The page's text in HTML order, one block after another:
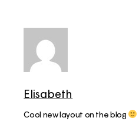
Elisabeth
Cool new layout on the blog